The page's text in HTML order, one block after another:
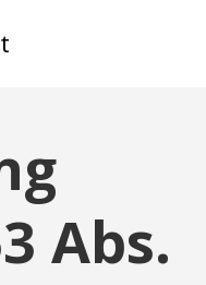
Abs.